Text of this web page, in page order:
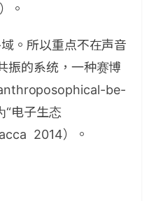
。
。所以重点不在声音
振的系统，一种赛博
be-
“电子生态
2014）。